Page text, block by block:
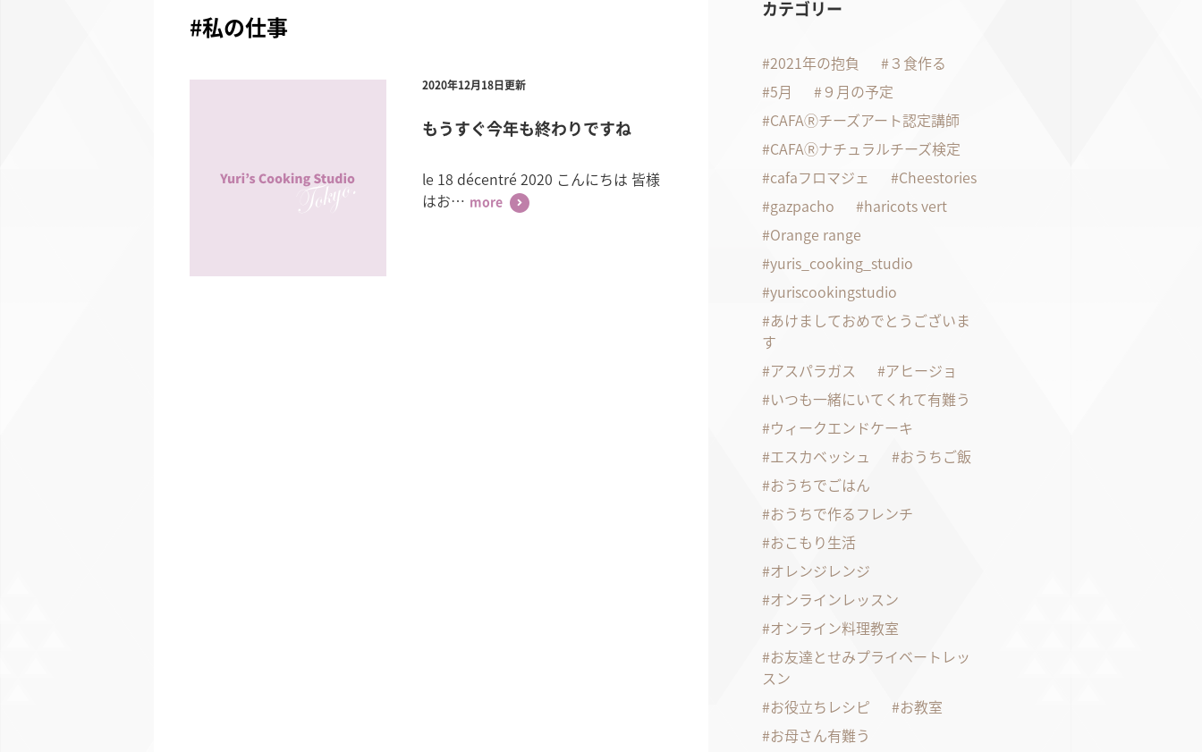
#私の仕事
2020年12月18日更新
もうすぐ今年も終わりですね
le 18 décentré 2020 こんにちは 皆様
はお… more
カテゴリー
2021年の抱負
３食作る
5月
９月の予定
CAFAⓇチーズアート認定講師
CAFAⓇナチュラルチーズ検定
cafaフロマジェ
Cheestories
gazpacho
haricots vert
Orange range
yuris_cooking_studio
yuriscookingstudio
あけましておめでとうございま
す
アスパラガス
アヒージョ
いつも一緒にいてくれて有難う
ウィークエンドケーキ
エスカベッシュ
おうちご飯
おうちでごはん
おうちで作るフレンチ
おこもり生活
オレンジレンジ
オンラインレッスン
オンライン料理教室
お友達とせみプライベートレッ
スン
お役立ちレシピ
お教室
お母さん有難う